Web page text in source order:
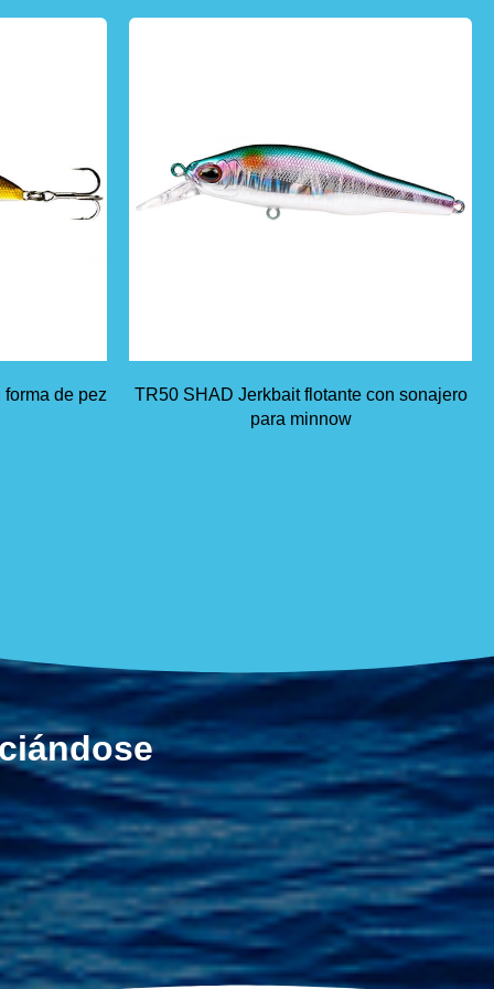
de pez
TR50 SHAD Jerkbait flotante con sonajero
para minnow